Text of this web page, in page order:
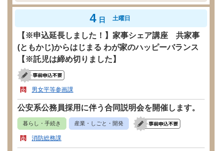
4 日 土曜日
【※申込延長しました！】家事シェア講座 共家事
(ともかじ)からはじまる わが家のハッピーバランス
【※託児は締め切りました】
男女平等参画課
公安系公務員採用に伴う合同説明会を開催します。
暮らし・手続き 産業・しごと・開発
消防総務課